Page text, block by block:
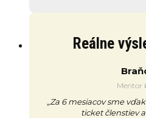
Reálne
Mentor
„Za 6 mesiacov sme
ticket členstiev a